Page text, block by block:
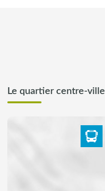
Le quartier centre-ville